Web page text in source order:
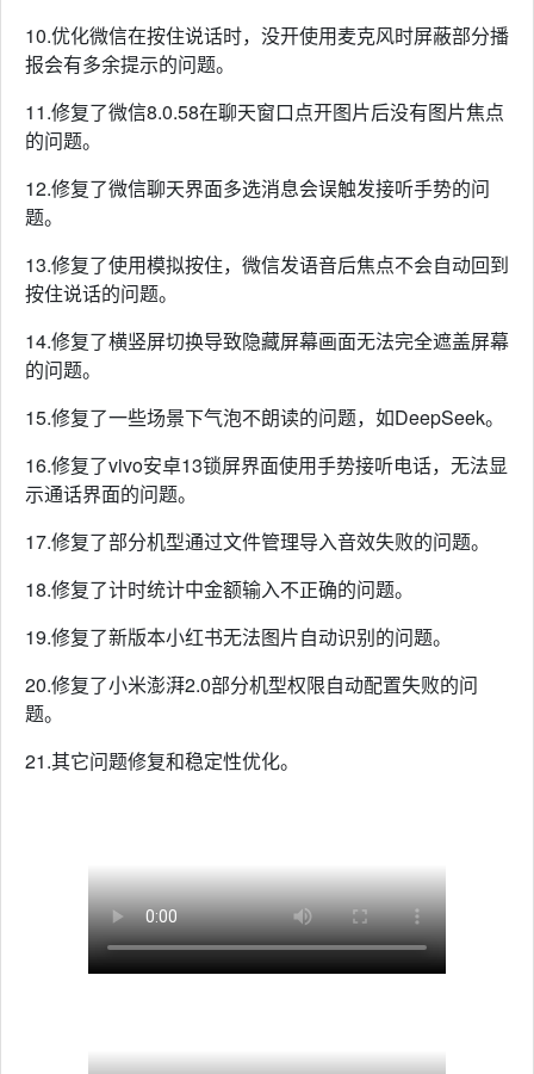
10.优化微信在按住说话时，没开使用麦克风时屏蔽部分播
报会有多余提示的问题。
11.修复了微信8.0.58在聊天窗口点开图片后没有图片焦点
的问题。
12.修复了微信聊天界面多选消息会误触发接听手势的问
题。
13.修复了使用模拟按住，微信发语音后焦点不会自动回到
按住说话的问题。
14.修复了横竖屏切换导致隐藏屏幕画面无法完全遮盖屏幕
的问题。
15.修复了一些场景下气泡不朗读的问题，如DeepSeek。
16.修复了vivo安卓13锁屏界面使用手势接听电话，无法显
示通话界面的问题。
17.修复了部分机型通过文件管理导入音效失败的问题。
18.修复了计时统计中金额输入不正确的问题。
19.修复了新版本小红书无法图片自动识别的问题。
20.修复了小米澎湃2.0部分机型权限自动配置失败的问
题。
21.其它问题修复和稳定性优化。